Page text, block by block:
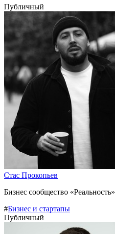
Публичный
Стас Прокопьев
Бизнес сообщество «Реальность»
#Бизнес и стартапы
Публичный